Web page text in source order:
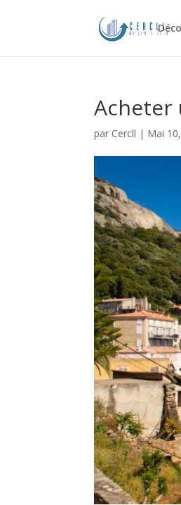
Acheter
par Cercll | Mai